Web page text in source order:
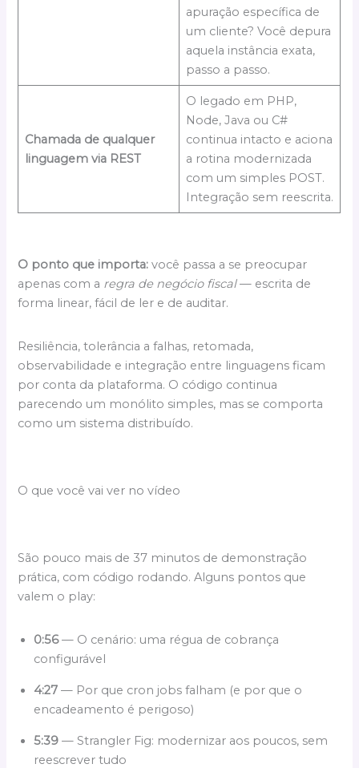
apuração específica de
um cliente? Você depura
aquela instância exata,
passo a passo.
Chamada de qualquer
linguagem via REST
O legado em PHP,
Node, Java ou C#
continua intacto e aciona
a rotina modernizada
com um simples POST.
Integração sem reescrita.
O ponto que importa: você passa a se preocupar
apenas com a regra de negócio fiscal— escrita de
forma linear, fácil de ler e de auditar.
Resiliência, tolerância a falhas, retomada,
observabilidade e integração entre linguagens ficam
por conta da plataforma. O código continua
parecendo um monólito simples, mas se comporta
como um sistema distribuído.
O que você vai ver no vídeo
São pouco mais de 37 minutos de demonstração
prática, com código rodando. Alguns pontos que
valem o play:
0:56— O cenário: uma régua de cobrança
configurável
4:27 — Por que cron jobs falham (e por que o
encadeamento é perigoso)
5:39 — Strangler Fig: modernizar aos poucos, sem
reescrever tudo